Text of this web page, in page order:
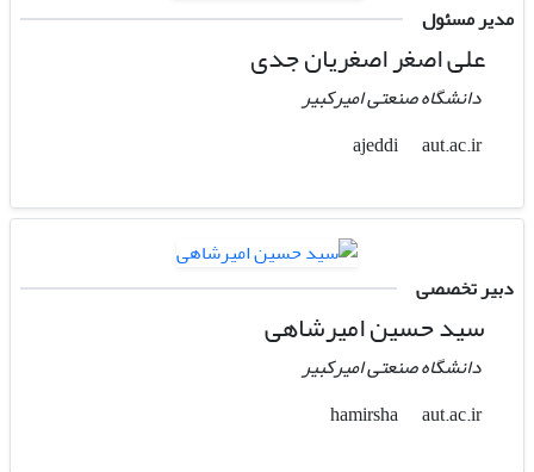
مدیر مسئول
علی اصغر اصغریان جدی
دانشگاه صنعتی امیرکبیر
ajeddi
aut.ac.ir
دبیر تخصصی
سید حسین امیرشاهی
دانشگاه صنعتی امیرکبیر
hamirsha
aut.ac.ir